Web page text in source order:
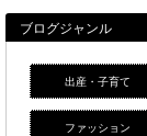
ブログジャンル
出産・子育て
ファッション